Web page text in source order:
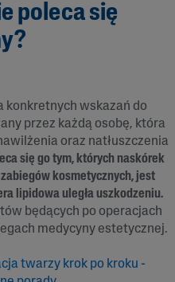
poleca się
konkretnych wskazań do
przez każdą osobę, która
oraz natłuszczenia
się go tym, których naskórek
kosmetycznych, jest
lipidowa uległa uszkodzeniu.
będących po operacjach
medycyny estetycznej.
twarzy krok po kroku -